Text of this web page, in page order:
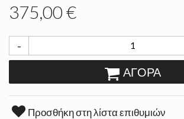
375,00 €
-
ΑΓΟΡΆ
Προσθήκη στη λίστα επιθυμιών